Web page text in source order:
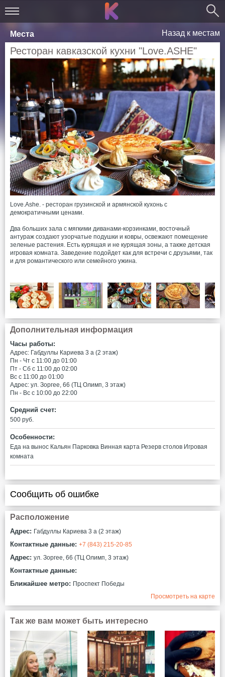
Места Назад к местам
Ресторан кавказской кухни "Love.ASHE"
Love.Ashe. - ресторан грузинской и армянской кухонь с
демократичными ценами.
Два больших зала с мягкими диванами-корзинками, восточный
антураж создают узорчатые подушки и ковры, освежают помещение
зеленые растения. Есть курящая и не курящая зоны, а также детская
игровая комната. Заведение подойдет как для встречи с друзьями, так
и для романтического или семейного ужина.
Дополнительная информация
Часы работы:
Адрес: Габдуллы Кариева 3 а (2 этаж)
Пн - Чт c 11:00 до 01:00
Пт - Сб c 11:00 до 02:00
Вс c 11:00 до 01:00
Адрес: ул. Зоргее, 66 (ТЦ Олимп, 3 этаж)
Пн - Вс c 10:00 до 22:00
Средний счет:
500 руб.
Особенности:
Еда на вынос Кальян Парковка Винная карта Резерв столов Игровая
комната
Сообщить об ошибке
Расположение
Адрес: Габдуллы Кариева 3 а (2 этаж)
Контактные данные: +7 (843) 215-20-85
Адрес: ул. Зоргее, 66 (ТЦ Олимп, 3 этаж)
Контактные данные:
Ближайшее метро: Проспект Победы
Просмотреть на карте
Так же вам может быть интересно